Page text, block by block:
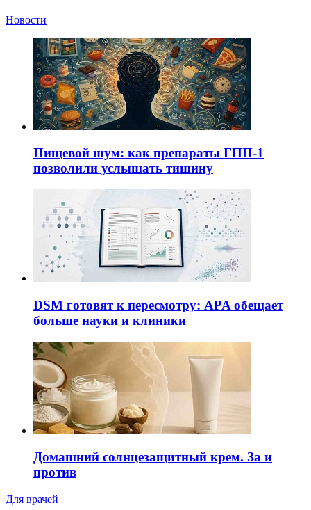
Новости
Пищевой шум: как препараты ГПП-1
позволили услышать тишину
DSM готовят к пересмотру: APA обещает
больше науки и клиники
Домашний солнцезащитный крем. За и
против
Для врачей